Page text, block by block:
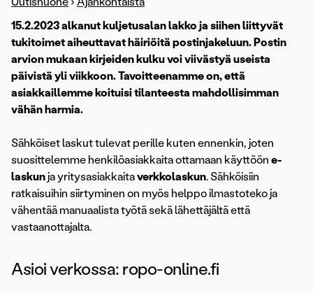
15.2.2023 alkanut kuljetusalan lakko ja siihen liittyvät
tukitoimet aiheuttavat häiriöitä postinjakeluun. Postin
arvion mukaan kirjeiden kulku voi viivästyä useista
päivistä yli viikkoon. Tavoitteenamme on, että
asiakkaillemme koituisi tilanteesta mahdollisimman
vähän harmia.
Sähköiset laskut tulevat perille kuten ennenkin, joten
suosittelemme henkilöasiakkaita ottamaan käyttöön e-
laskunja yritysasiakkaitaverkkolaskun. Sähköisiin
ratkaisuihin siirtyminen on myös helppo ilmastoteko ja
vähentää manuaalista työtä sekä lähettäjältä että
vastaanottajalta.
Asioi verkossa: ropo-online.fi